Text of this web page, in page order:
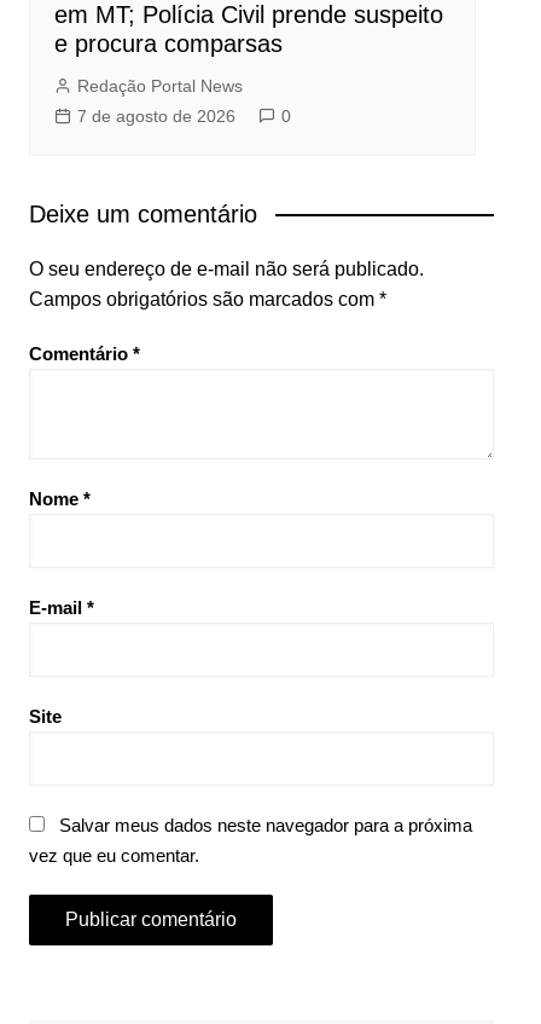
em MT; Polícia Civil prende suspeito
e procura comparsas
Redação Portal News
7 de agosto de 2026
0
Deixe um comentário
O seu endereço de e-mail não será publicado.
Campos obrigatórios são marcados com *
Comentário *
Nome *
E-mail *
Site
Salvar meus dados neste navegador para a próxima
vez que eu comentar.